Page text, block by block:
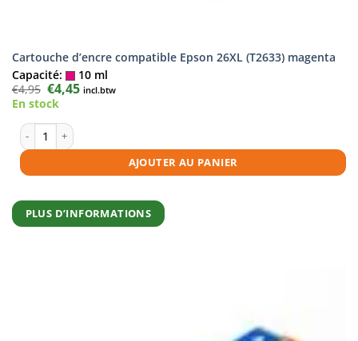
Cartouche d’encre compatible Epson 26XL (T2633) magenta
Capacité:
10 ml
€4,95 Le
prix
initial
€4,95.
€4,45Le
prix
incl.btw
En stock
quantité de Cartouche d'encre compatible Epson 26XL (T2633) magenta
AJOUTER AU PANIER
PLUS D’INFORMATIONS